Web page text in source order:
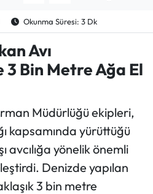
Okunma Süresi: 3 Dk
Avı
Bin Metre Ağa El
Müdürlüğü ekipleri,
kapsamında yürüttüğü
avcılığa yönelik önemli
Denizde yapılan
3 bin metre